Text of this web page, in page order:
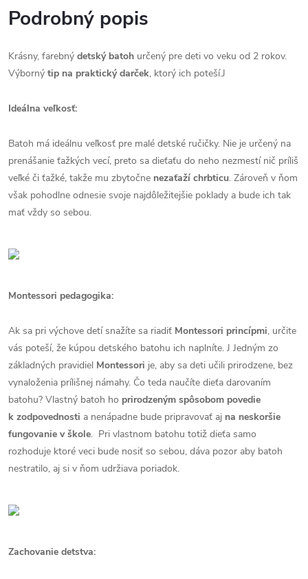
Podrobný popis
Krásny, farebný detský batoh určený pre deti vo veku od 2 rokov.
Výborný tip na praktický darček, ktorý ich poteší.J
Ideálna veľkosť:
Batoh má ideálnu veľkosť pre malé detské ručičky. Nie je určený na
prenášanie ťažkých vecí, preto sa dieťaťu do neho nezmestí nič príliš
veľké či ťažké, takže mu zbytočne nezaťaží chrbticu. Zároveň v ňom
však pohodlne odnesie svoje najdôležitejšie poklady a bude ich tak
mať vždy so sebou.
Montessori pedagogika:
Ak sa pri výchove detí snažíte sa riadiť Montessori princípmi, určite
vás poteší, že kúpou detského batohu ich naplníte. J Jedným zo
základných pravidiel Montessori je, aby sa deti učili prirodzene, bez
vynaloženia prílišnej námahy. Čo teda naučíte dieťa darovaním
batohu? Vlastný batoh ho prirodzeným spôsobom povedie
k zodpovednosti a nenápadne bude pripravovať aj na neskoršie
fungovanie v škole. Pri vlastnom batohu totiž dieťa samo
rozhoduje ktoré veci bude nosiť so sebou, dáva pozor aby batoh
nestratilo, aj si v ňom udržiava poriadok.
Zachovanie detstva: